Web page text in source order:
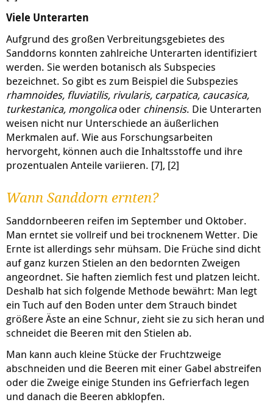
Viele Unterarten
Aufgrund des großen Verbreitungsgebietes des
Sanddorns konnten zahlreiche Unterarten identifiziert
werden. Sie werden botanisch als Subspecies
bezeichnet. So gibt es zum Beispiel die Subspezies
rhamnoides, fluviatilis, rivularis, carpatica, caucasica,
turkestanica, mongolicaoder chinensis. Die Unterarten
weisen nicht nur Unterschiede an äußerlichen
Merkmalen auf. Wie aus Forschungsarbeiten
hervorgeht, können auch die Inhaltsstoffe und ihre
prozentualen Anteile variieren. [7], [2]
Wann Sanddorn ernten?
Sanddornbeeren reifen im September und Oktober.
Man erntet sie vollreif und bei trocknenem Wetter. Die
Ernte ist allerdings sehr mühsam. Die Früche sind dicht
auf ganz kurzen Stielen an den bedornten Zweigen
angeordnet. Sie haften ziemlich fest und platzen leicht.
Deshalb hat sich folgende Methode bewährt: Man legt
ein Tuch auf den Boden unter dem Strauch bindet
größere Äste an eine Schnur, zieht sie zu sich heran und
schneidet die Beeren mit den Stielen ab.
Man kann auch kleine Stücke der Fruchtzweige
abschneiden und die Beeren mit einer Gabel abstreifen
oder die Zweige einige Stunden ins Gefrierfach legen
und danach die Beeren abklopfen.